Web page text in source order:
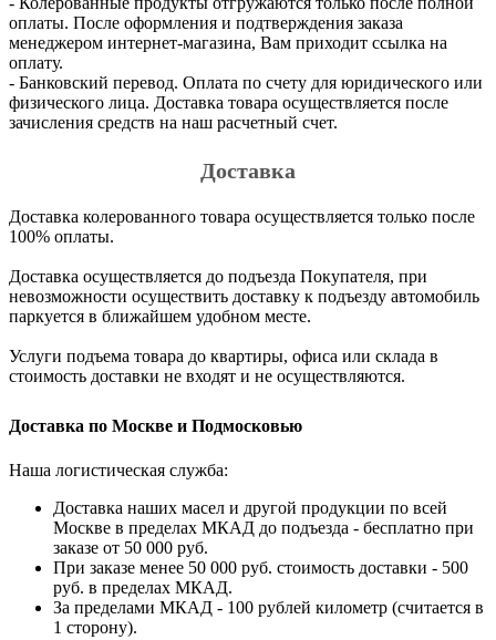
оплаты. После оформления и подтверждения заказа
менеджером интернет-магазина, Вам приходит ссылка на
оплату.
- Банковский перевод. Оплата по счету для юридического или
физического лица. Доставка товара осуществляется после
зачисления средств на наш расчетный счет.
Доставка
Доставка колерованного товара осуществляется только после
100% оплаты.
Доставка осуществляется до подъезда Покупателя, при
невозможности осуществить доставку к подъезду автомобиль
паркуется в ближайшем удобном месте.
Услуги подъема товара до квартиры, офиса или склада в
стоимость доставки не входят и не осуществляются.
Доставка по Москве и Подмосковью
Наша логистическая служба:
Доставка наших масел и другой продукции по всей
Москве в пределах МКАД до подъезда - бесплатно при
заказе от 50 000 руб.
При заказе менее 50 000 руб. стоимость доставки - 500
руб. в пределах МКАД.
За пределами МКАД - 100 рублей километр (считается в
1 сторону).